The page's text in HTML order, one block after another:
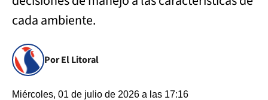
cada ambiente.
Por El Litoral
Miércoles, 01 de julio de 2026 a las 17:16